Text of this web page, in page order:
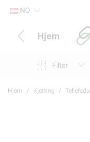
NO
Hjem
Filter
Hjem Kjetting Tellefsdal